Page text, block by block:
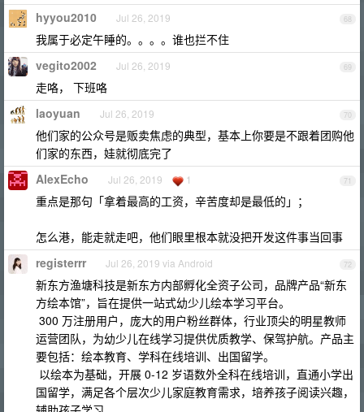
68
hyyou2010 Jul 26, 2019
我属于必定午睡的。。。。谁也拦不住
69
vegito2002 Jul 26, 2019
走咯， 下班咯
70
laoyuan Jul 26, 2019
他们家的公众号是贩卖焦虑的典型，基本上你要是不跟着团购他
们家的东西，娃就彻底完了
71
AlexEcho Jul 26, 2019 1
重点是那句「拿着最高的工资，辛苦度却是最低的」；
怎么港，能走就走吧，他们眼里根本就没把开发这件事当回事
72
registerrr Jul 26, 2019 via Android
新东方渔塘科技是新东方内部孵化全资子公司，品牌产品“新东
方绘本馆”，旨在提供一站式幼少儿绘本学习平台。
300 万注册用户，庞大的用户粉丝群体，行业顶尖的明星教师
运营团队，为幼少儿在线学习提供优质教学、保驾护航。产品主
要包括：绘本教育、学科在线培训、出国留学。
以绘本为基础，开展 0-12 岁语数外全科在线培训，直通小学出
国留学，满足各个层次少儿家庭教育需求，培养孩子阅读兴趣，